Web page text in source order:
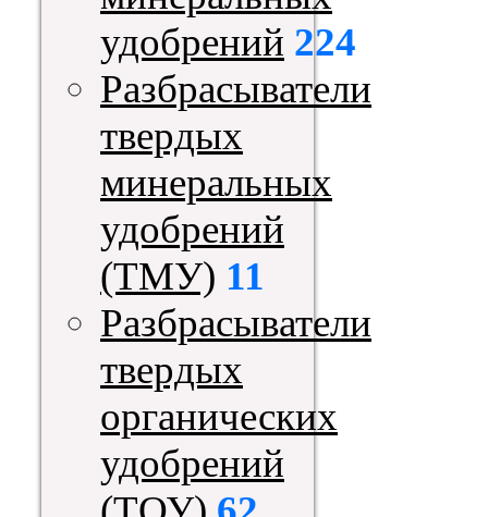
удобрений 224
Разбрасыватели
твердых
минеральных
удобрений
(ТМУ) 11
Разбрасыватели
твердых
органических
удобрений